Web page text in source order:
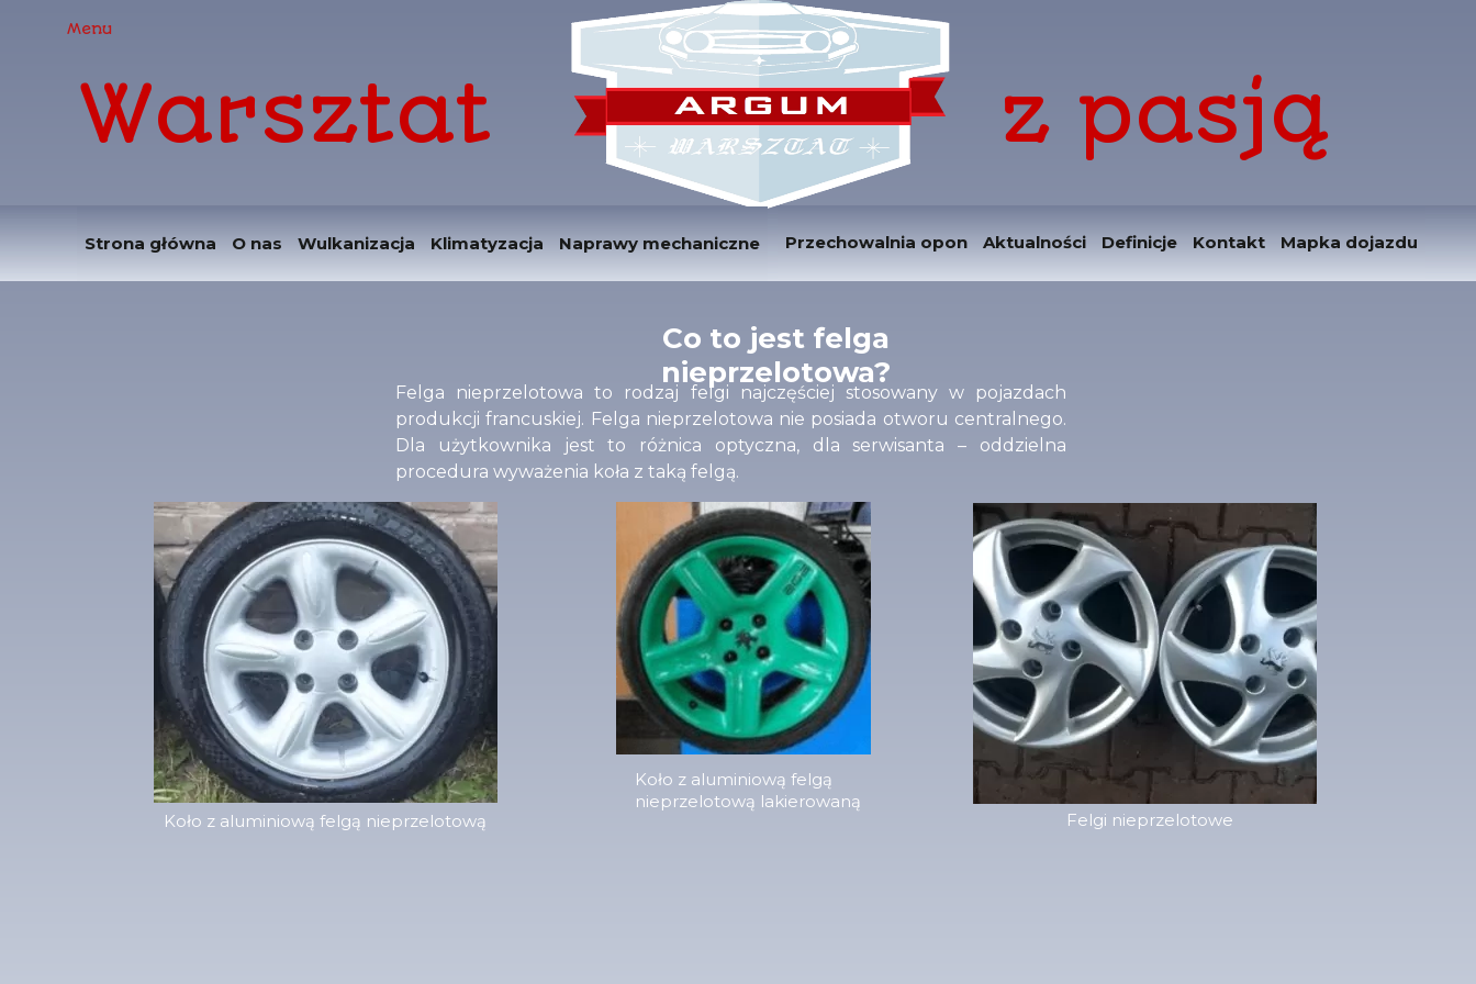
Koło z aluminiową felgą
nieprzelotową lakierowaną
Koło z aluminiową felgą nieprzelotową
Felgi nieprzelotowe
Co to jest felga
nieprzelotowa?
Felga nieprzelotowa to rodzaj felgi najczęściej stosowany w pojazdach
produkcji francuskiej. Felga nieprzelotowa nie posiada otworu centralnego.
Dla użytkownika jest to różnica optyczna, dla serwisanta – oddzielna
procedura wyważenia koła z taką felgą.
Menu
Warsztat
Strona główna O nas Wulkanizacja Klimatyzacja Naprawy mechaniczne Przechowalnia opon Aktualności Definicje Kontakt Mapka dojazdu
z pasją